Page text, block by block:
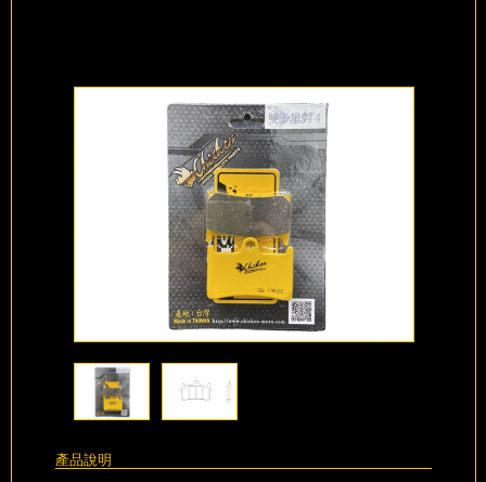
產品說明